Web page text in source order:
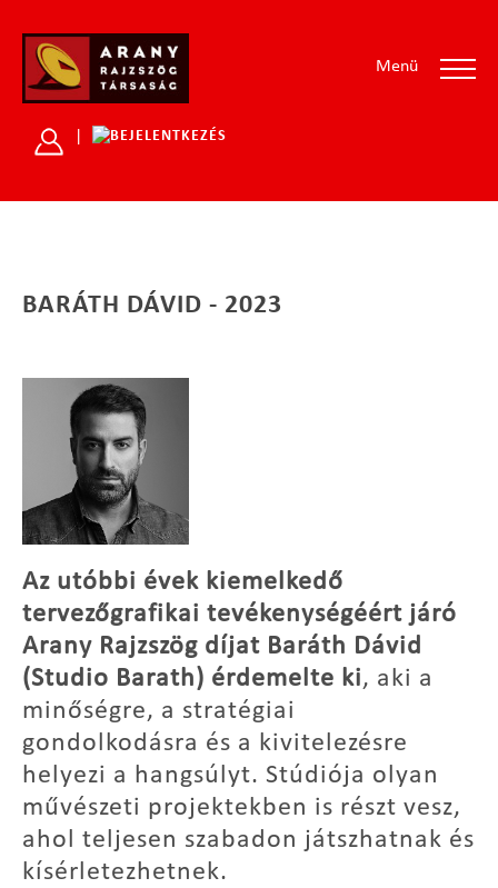
Menü
BARÁTH DÁVID - 2023
Az utóbbi évek kiemelkedő
tervezőgrafikai tevékenységéért járó
Arany Rajzszög díjat Baráth Dávid
(Studio Barath) érdemelte ki, aki a
minőségre, a stratégiai
gondolkodásra és a kivitelezésre
helyezi a hangsúlyt. Stúdiója olyan
művészeti projektekben is részt vesz,
ahol teljesen szabadon játszhatnak és
kísérletezhetnek.